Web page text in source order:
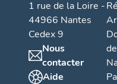
1 rue de la Loire -
44966 Nantes
Cedex 9
Nous
contacter
Aide